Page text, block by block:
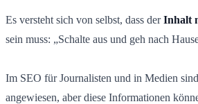
Es versteht sich von selbst, dass derInhalt
sein muss: „Schalte aus und geh nach
Im SEO für Journalisten und in Medien
angewiesen, aber diese Informationen